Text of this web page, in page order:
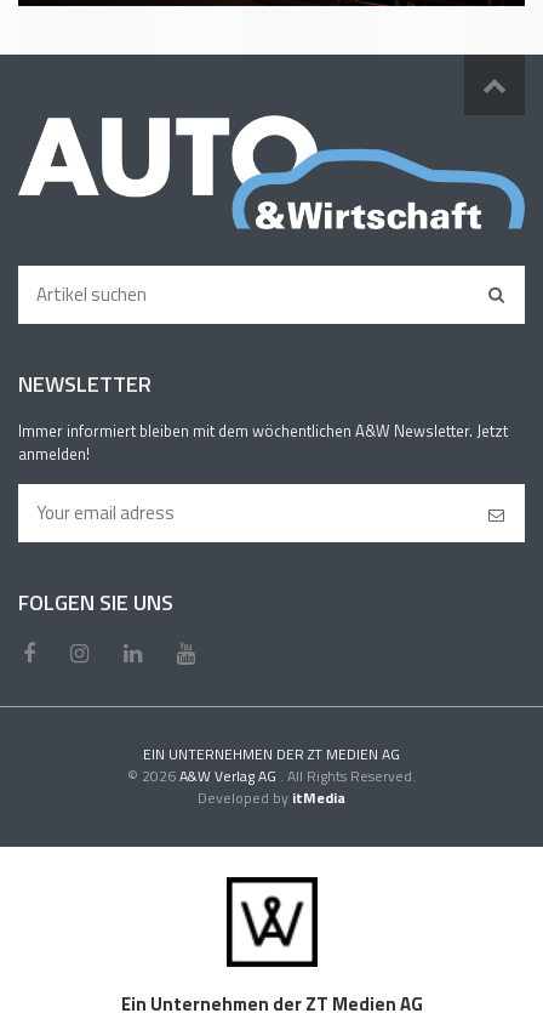
NEWSLETTER
Immer informiert bleiben mit dem wöchentlichen A&W Newsletter. Jetzt
anmelden!
FOLGEN SIE UNS
EIN UNTERNEHMEN DER ZT MEDIEN AG
© 2026A&W Verlag AG . All Rights Reserved.
Developed by itMedia
Ein Unternehmen der ZT Medien AG